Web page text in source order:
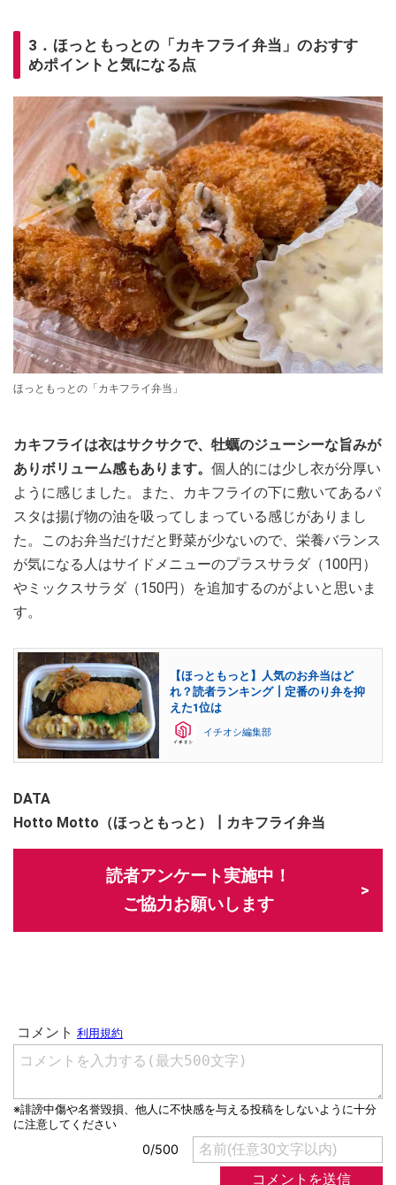
3．ほっともっとの「カキフライ弁当」のおすす
めポイントと気になる点
ほっともっとの「カキフライ弁当」
カキフライは衣はサクサクで、牡蠣のジューシーな旨みが
ありボリューム感もあります。 個人的には少し衣が分厚い
ように感じました。また、カキフライの下に敷いてあるパ
スタは揚げ物の油を吸ってしまっている感じがありまし
た。このお弁当だけだと野菜が少ないので、栄養バランス
が気になる人はサイドメニューのプラスサラダ（100円）
やミックスサラダ（150円）を追加するのがよいと思いま
す。
【ほっともっと】人気のお弁当はど
れ？読者ランキング┃定番のり弁を抑
えた1位は
イチオシ編集部
DATA
Hotto Motto（ほっともっと）┃カキフライ弁当
読者アンケート実施中！
ご協力お願いします